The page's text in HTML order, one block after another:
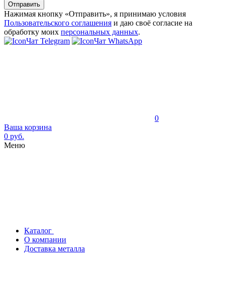
Отправить
Нажимая кнопку «Отправить», я принимаю условия
Пользовательского соглашения и даю своё согласие на
обработку моих персональных данных.
Чат Telegram
Чат WhatsApp
0
Ваша корзина
0 руб.
Меню
Каталог
О компании
Доставка металла